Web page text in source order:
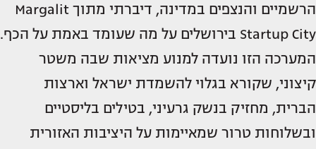
הרשמיים והנצפים במדינה, דיברתי מתוך Margalit
Startup City בירושלים על מה שעומד באמת על הכף.
המערכה הזו נועדה למנוע מציאות שבה משטר
קיצוני, שקורא בגלוי להשמדת ישראל וארצות
הברית, מחזיק בנשק גרעיני, בטילים בליסטיים
ובשלוחות טרור שמאיימות על היציבות האזורית